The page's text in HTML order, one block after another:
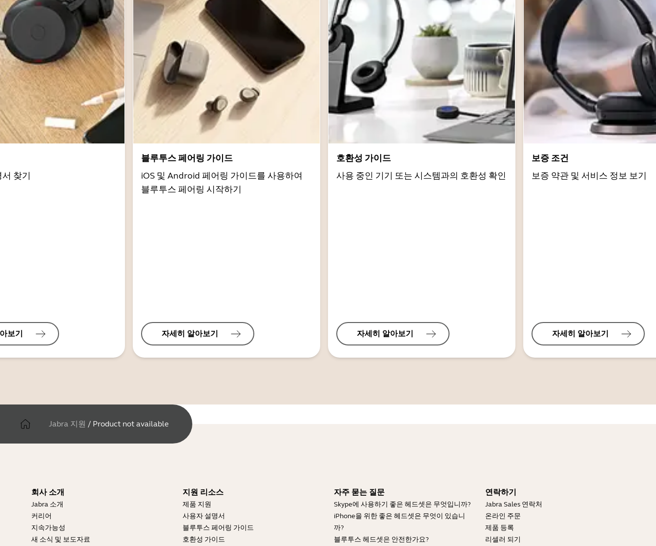
찾기
보기
블루투스 페어링 가이드
iOS 및 Android 페어링 가이드를 사용하여
블루투스 페어링 시작하기
자세히 알아보기
호환성 가이드
사용 중인 기기 또는 시스템과의 호환성 확인
자세히 알아보기
보증 조건
보증 약관 및 서비스 정보 보기
자세히 알아보기
Jabra 지원 / Product not available
회사 소개
Jabra 소개
커리어
지속가능성
새 소식 및 보도자료
지원 리소스
제품 지원
사용자 설명서
블루투스 페어링 가이드
호환성 가이드
자주 묻는 질문
Skype에 사용하기 좋은 헤드셋은 무엇입니까?
iPhone을 위한 좋은 헤드셋은 무엇이 있습니
까?
블루투스 헤드셋은 안전한가요?
연락하기
Jabra Sales 연락처
온라인 주문
제품 등록
리셀러 되기